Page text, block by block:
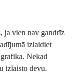
ja vien nav gandrīz
izlaidiet
Nekad
izlaisto devu.